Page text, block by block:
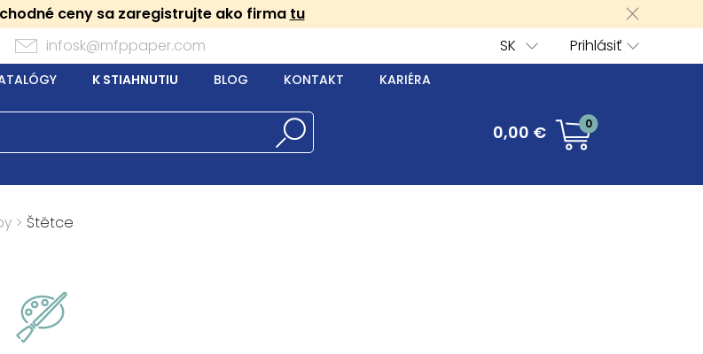
ceny sa zaregistrujte ako firma tu
infosk@mfppaper.com Prihlásiť
SK
K STIAHNUTIU BLOG KONTAKT KARIÉRA
0,00 € 0
> Štětce